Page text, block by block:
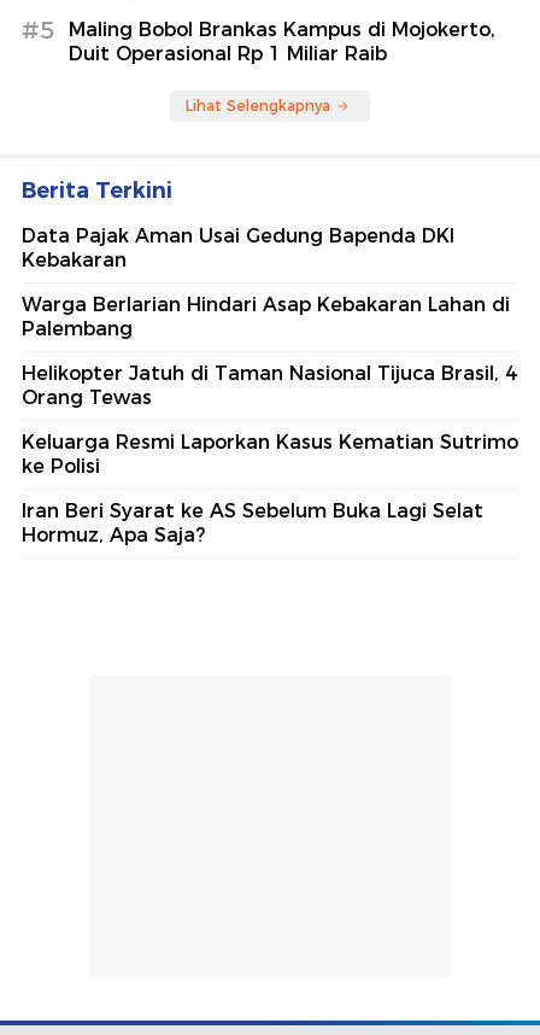
#5
Maling Bobol Brankas Kampus di Mojokerto,
Duit Operasional Rp 1 Miliar Raib
Lihat Selengkapnya
Berita Terkini
Data Pajak Aman Usai Gedung Bapenda DKI
Kebakaran
Warga Berlarian Hindari Asap Kebakaran Lahan di
Palembang
Helikopter Jatuh di Taman Nasional Tijuca Brasil, 4
Orang Tewas
Keluarga Resmi Laporkan Kasus Kematian Sutrimo
ke Polisi
Iran Beri Syarat ke AS Sebelum Buka Lagi Selat
Hormuz, Apa Saja?